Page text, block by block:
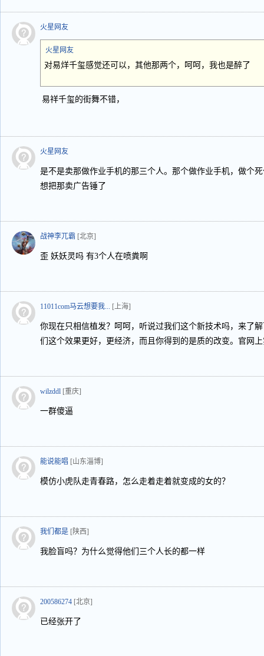
火星网友
火星网友
对易烊千玺感觉还可以，其他那两个，呵呵，我也是醉了
易祥千玺的街舞不错，
火星网友
是不是卖那做作业手机的那三个人。那个做作业手机，做个
想把那卖广告锤了
战神李兀霸 [北京]
歪 妖妖灵吗 有3个人在喷粪啊
11011com马云想要我... [上海]
你现在只相信植发？呵呵，听说过我们这个新技术吗，来了
们这个效果更好，更经济，而且你得到的是质的改变。官网
wilzddl [重庆]
一群傻逼
能说能唱 [山东淄博]
模仿小虎队走青春路，怎么走着走着就变成的女的？
我们都是 [陕西]
我脸盲吗？为什么觉得他们三个人长的都一样
200586274 [北京]
已经张开了